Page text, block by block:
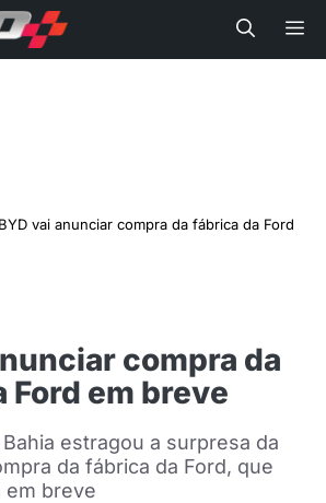
BYD vai anunciar compra da fábrica da Ford
compra da
Ford em breve
estragou a surpresa da
da fábrica da Ford, que
em breve